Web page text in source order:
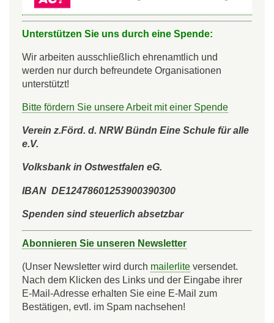
Unterstützen Sie uns durch eine Spende:
Wir arbeiten ausschließlich ehrenamtlich und
werden nur durch befreundete Organisationen
unterstützt!
Bitte fördern Sie unsere Arbeit mit einer Spende
Verein z.Förd. d. NRW Bündn Eine Schule für alle
e.V.
Volksbank in Ostwestfalen eG.
IBAN DE12478601253900390300
Spenden sind steuerlich absetzbar
Abonnieren Sie unseren Newsletter
(Unser Newsletter wird durch mailerlite versendet.
Nach dem Klicken des Links und der Eingabe ihrer
E-Mail-Adresse erhalten Sie eine E-Mail zum
Bestätigen, evtl. im Spam nachsehen!